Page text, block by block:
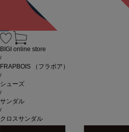
BIGI online store
/
FRAPBOIS （フラボア）
/
シューズ
/
サンダル
/
クロスサンダル